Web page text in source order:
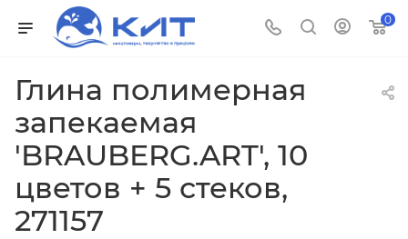
0
Глина полимерная
запекаемая
'BRAUBERG.ART', 10
цветов + 5 стеков,
271157